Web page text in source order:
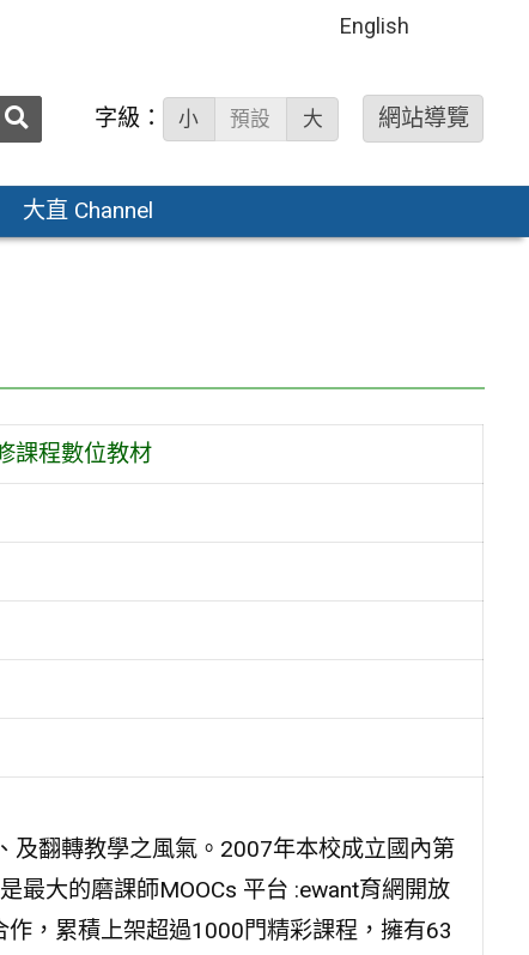
English
送出 字級： 小 預設 大 網站導覽
大直 Channel
課程數位教材
及翻轉教學之風氣。2007年本校成立國內第
最大的磨課師MOOCs 平台 :ewant育網開放
，累積上架超過1000門精彩課程，擁有63